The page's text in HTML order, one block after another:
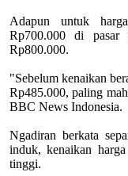
Adapun untuk
Rp700.000 di pasar
Rp800.000.
"Sebelum kenaikan
Rp485.000, paling
BBC News Indonesia.
Ngadiran berkata
induk, kenaikan
tinggi.